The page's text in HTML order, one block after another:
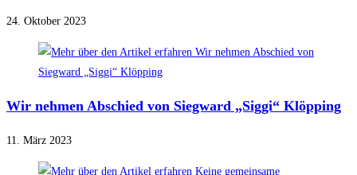
24. Oktober 2023
Wir nehmen Abschied von Siegward „Siggi“ Klöpping
11. März 2023